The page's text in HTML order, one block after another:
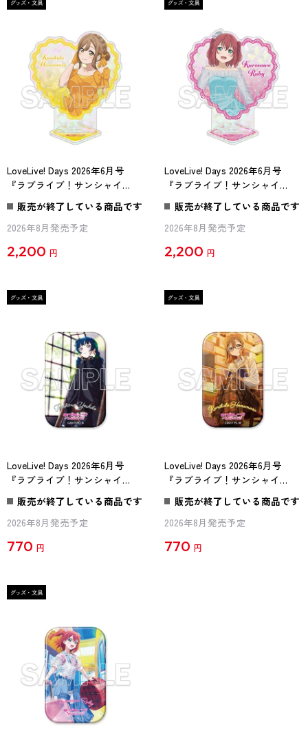
LoveLive! Days 2026年6月号
『ラブライブ！サンシャイ
ン!!』ハート型アクリルスタン
ド Aqours 花丸
販売が終了している商品です
2026年8月発売予定
2,200 円
LoveLive! Days 2026年6月号
『ラブライブ！サンシャイ
ン!!』ハート型アクリルスタン
ド Aqours ルビィ
販売が終了している商品です
2026年8月発売予定
2,200 円
LoveLive! Days 2026年6月号
『ラブライブ！サンシャイ
ン!!』スクエア缶バッジ
Aqours 善子
販売が終了している商品です
2026年8月発売予定
770 円
LoveLive! Days 2026年6月号
『ラブライブ！サンシャイ
ン!!』スクエア缶バッジ
Aqours 花丸
販売が終了している商品です
2026年8月発売予定
770 円